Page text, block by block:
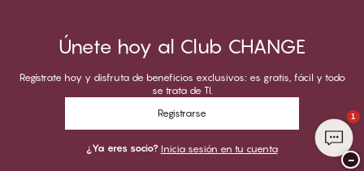
Únete hoy al Club CHANGE
Regístrate hoy y disfruta de beneficios exclusivos: es gratis, fácil y todo
se trata de TI.
Registrarse
¿Ya eres socio? Inicia sesión en tu cuenta
1
−